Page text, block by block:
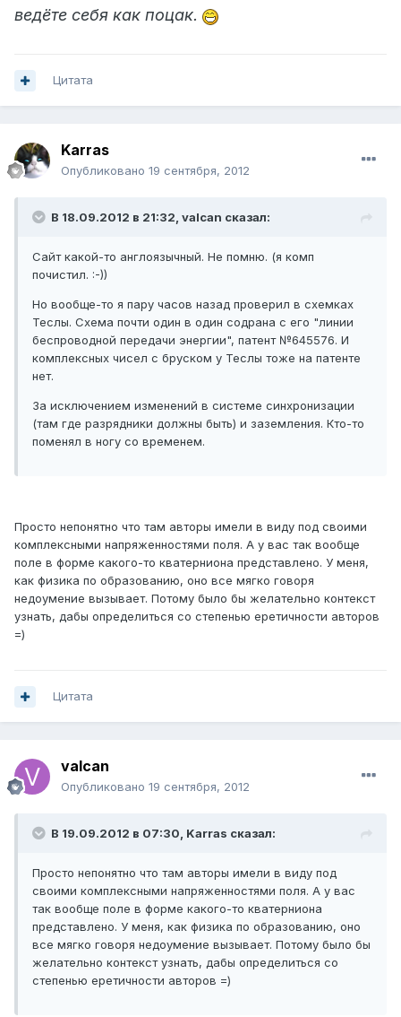
ведёте себя как поцак.
Цитата
Karras
Опубликовано 19 сентября, 2012
В 18.09.2012 в 21:32, valcan сказал:
Сайт какой-то англоязычный. Не помню. (я комп
почистил. :-))
Но вообще-то я пару часов назад проверил в схемках
Теслы. Схема почти один в один содрана с его "линии
беспроводной передачи энергии", патент №645576. И
комплексных чисел с бруском у Теслы тоже на патенте
нет.
За исключением изменений в системе синхронизации
(там где разрядники должны быть) и заземления. Кто-то
поменял в ногу со временем.
Просто непонятно что там авторы имели в виду под своими
комплексными напряженностями поля. А у вас так вообще
поле в форме какого-то кватерниона представлено. У меня,
как физика по образованию, оно все мягко говоря
недоумение вызывает. Потому было бы желательно контекст
узнать, дабы определиться со степенью еретичности авторов
=)
Цитата
valcan
Опубликовано 19 сентября, 2012
В 19.09.2012 в 07:30, Karras сказал:
Просто непонятно что там авторы имели в виду под
своими комплексными напряженностями поля. А у вас
так вообще поле в форме какого-то кватерниона
представлено. У меня, как физика по образованию, оно
все мягко говоря недоумение вызывает. Потому было бы
желательно контекст узнать, дабы определиться со
степенью еретичности авторов =)